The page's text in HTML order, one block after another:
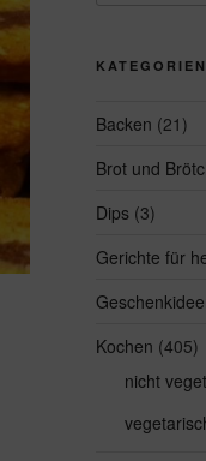
KATEGORIEN
Backen (21)
Brot und
Dips(3)
Gerichte für
Kochen (405)
nicht